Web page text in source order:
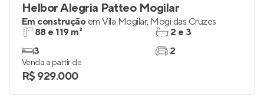
Helbor Alegria Patteo Mogilar
Em construção em Vila Mogilar, Mogi das Cruzes
88 e 119 m²
3
2 e 3
2
Venda a partir de
R$ 929.000